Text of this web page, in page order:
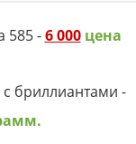
585 -6 000цена
бриллиантами -